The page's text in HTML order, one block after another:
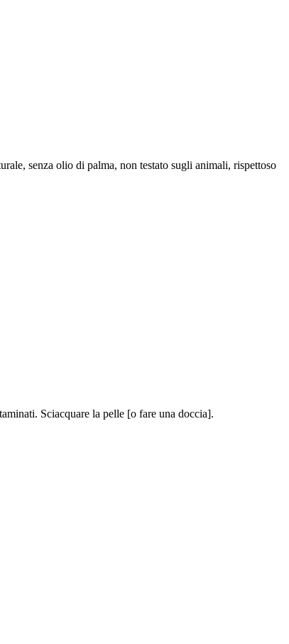
senza olio di palma, non testato sugli animali, rispettoso
Sciacquare la pelle [o fare una doccia].